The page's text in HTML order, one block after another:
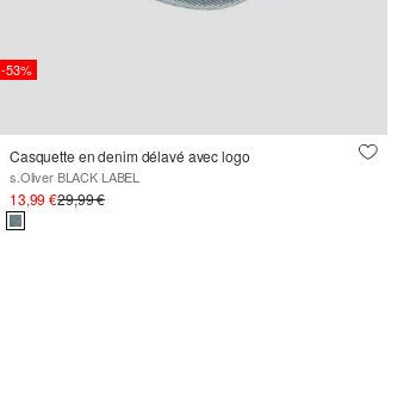
-53%
Casquette en denim délavé avec logo
s.Oliver BLACK LABEL
13,99 €29,99 €